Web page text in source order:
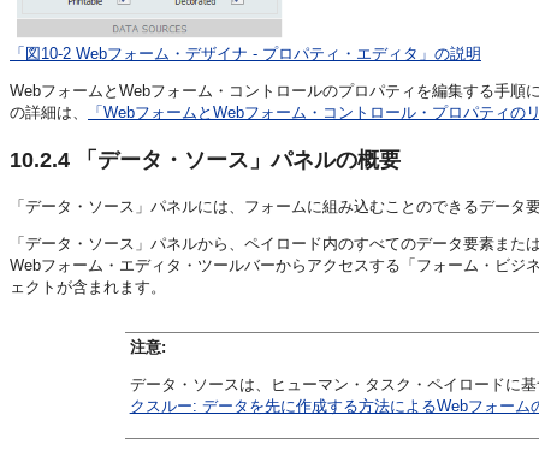
「図10-2 Webフォーム・デザイナ - プロパティ・エディタ」の説明
WebフォームとWebフォーム・コントロールのプロパティを編集する手順
の詳細は、
「WebフォームとWebフォーム・コントロール・プロパティの
10.2.4 「データ・ソース」パネルの概要
「データ・ソース」パネルには、フォームに組み込むことのできるデータ
「データ・ソース」パネルから、ペイロード内のすべてのデータ要素ま
Webフォーム・エディタ・ツールバーからアクセスする「フォーム・ビ
ェクトが含まれます。
注意:
データ・ソースは、ヒューマン・タスク・ペイロードに
クスルー: データを先に作成する方法によるWebフォーム